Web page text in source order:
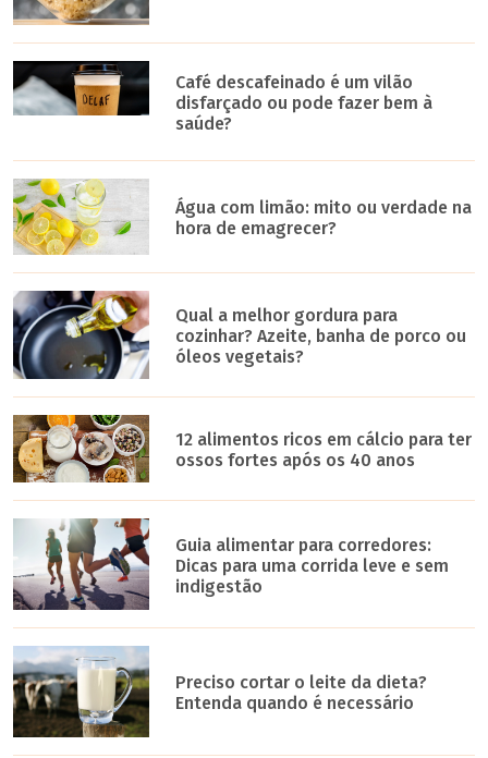
Café descafeinado é um vilão
disfarçado ou pode fazer bem à
saúde?
Água com limão: mito ou verdade na
hora de emagrecer?
Qual a melhor gordura para
cozinhar? Azeite, banha de porco ou
óleos vegetais?
12 alimentos ricos em cálcio para ter
ossos fortes após os 40 anos
Guia alimentar para corredores:
Dicas para uma corrida leve e sem
indigestão
Preciso cortar o leite da dieta?
Entenda quando é necessário